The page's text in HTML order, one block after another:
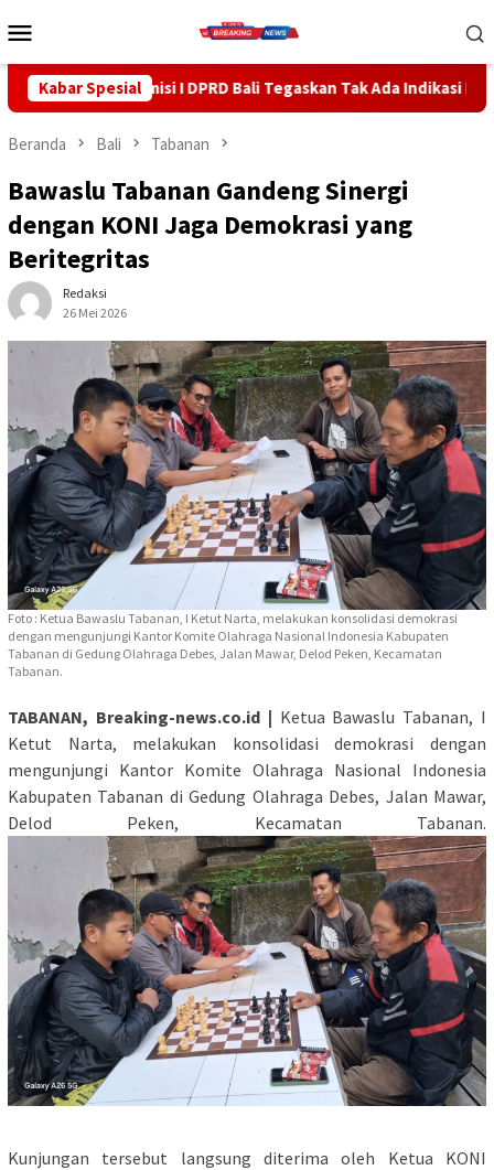
ke
Mobile
Kabar Spesial
I DPRD Bali Tegaskan Tak Ada Indikasi Penyalahgunaan Barang
Beranda Bali Tabanan
Bawaslu Tabanan Gandeng Sinergi
dengan KONI Jaga Demokrasi yang
Beritegritas
Redaksi
26 Mei 2026
Foto : Ketua Bawaslu Tabanan, I Ketut Narta, melakukan konsolidasi demokrasi
dengan mengunjungi Kantor Komite Olahraga Nasional Indonesia Kabupaten
Tabanan di Gedung Olahraga Debes, Jalan Mawar, Delod Peken, Kecamatan
Tabanan.
TABANAN, Breaking-news.co.id | Ketua Bawaslu Tabanan, I
Ketut Narta, melakukan konsolidasi demokrasi dengan
mengunjungi Kantor Komite Olahraga Nasional Indonesia
Kabupaten Tabanan di Gedung Olahraga Debes, Jalan Mawar,
Delod Peken, Kecamatan Tabanan.
Kunjungan tersebut langsung diterima oleh Ketua KONI